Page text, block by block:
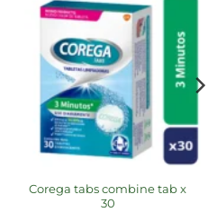
corega tabs combine tab x
30